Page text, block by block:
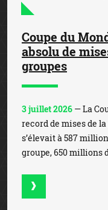
Coupe du
absolu de
groupes
3 juillet 2026 — La
record de mises de
s’élevait à 587
groupe, 650 millions